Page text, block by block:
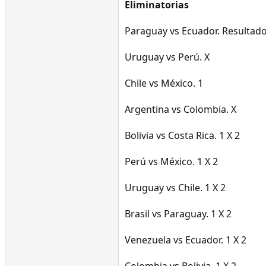
Eliminatorias
Paraguay vs Ecuador.
Uruguay vs Perú. X
Chile vs México. 1
Argentina vs Colombia. X
Bolivia vs Costa Rica. 1 X 2
Perú vs México. 1 X 2
Uruguay vs Chile. 1 X 2
Brasil vs Paraguay. 1 X 2
Venezuela vs Ecuador. 1 X 2